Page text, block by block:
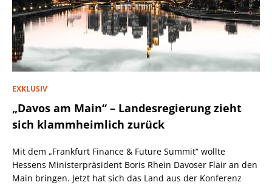
EXKLUSIV
„Davos am Main“ – Landesregierung zieht
sich klammheimlich zurück
Mit dem „Frankfurt Finance & Future Summit“ wollte
Hessens Ministerpräsident Boris Rhein Davoser Flair an den
Main bringen. Jetzt hat sich das Land aus der Konferenz